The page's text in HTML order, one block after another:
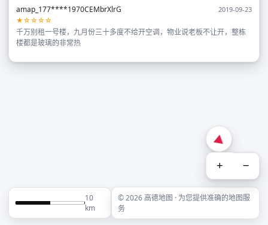
amap_177****1970CEMbrXlrG
2019-09-23
★☆☆☆☆
千万别租一号楼，九月份三十多度不给开空调，物业说老板不让开，整栋
楼都是玻璃的非常热
+ −
10
km
© 2026 高德地图 · 为您提供准确的地图服
务